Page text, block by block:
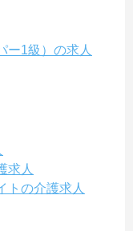
ー1級）の求人
求人
トの介護求人